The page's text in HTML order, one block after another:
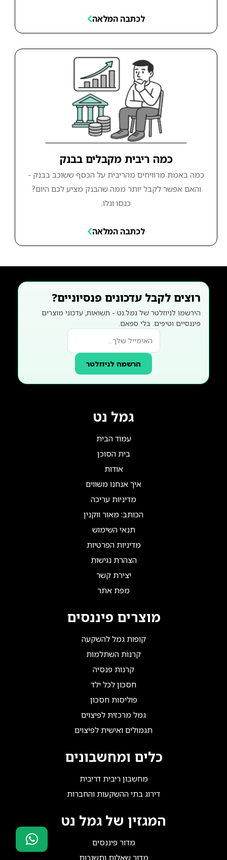
לכתבה המלאה
כמה ריבית מקבלים בבנק
כמה באמת מרוויחים מהריבית על הכסף ששוכב בבנק -
והאם אפשר לקבל יותר ממה שהבנק מציע לכם היום?
כנסו וגלו.
לכתבה המלאה
רוצים לקבל עדכונים פנסיוניים?
הירשמו לניוזלטר של גמל.נט - תשואות, עדכוני מוצרים
פיננסיים וטיפים. בלי ספאם.
הרשמה לניוזלטר
גמל נט
עמוד הבית
בית הסוכן
אודות
איך אנחנו משווים
מדיניות עריכה
הכותב: מאור ווקנין
תנאי השימוש
מדיניות הפרטיות
הצהרת נגישות
יצירת קשר
מפת אתר
מוצרים פיננסים
קופות גמל להשקעה
קרנות השתלמות
קרנות פנסיה
חסכון לכל ילד
פוליסות חסכון
גמל מרכזית לפיצוים
תגמולים ואישית לפיצוים
כלים ומחשבונים
מחשבון ריבית דריבית
דירוג בתי ההשקעות והחברות
המגזין של גמל נט
מדור פיננסים
מדור שאלות ותשובות